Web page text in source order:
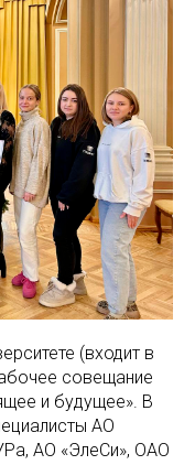
(входит в
совещание
и будущее». В
АО
АО «ЭлеСи», ОАО